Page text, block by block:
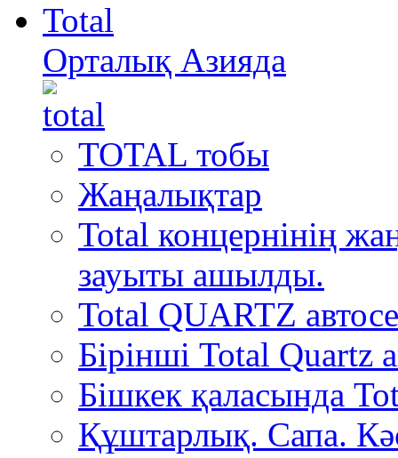
Total
Орталық Азияда
TOTAL тобы
Жаңалықтар
Total концернінің
зауыты ашылды.
Total QUARTZ
Бірінші Total Quartz
Бішкек қаласында
Құштарлық. Сапа.